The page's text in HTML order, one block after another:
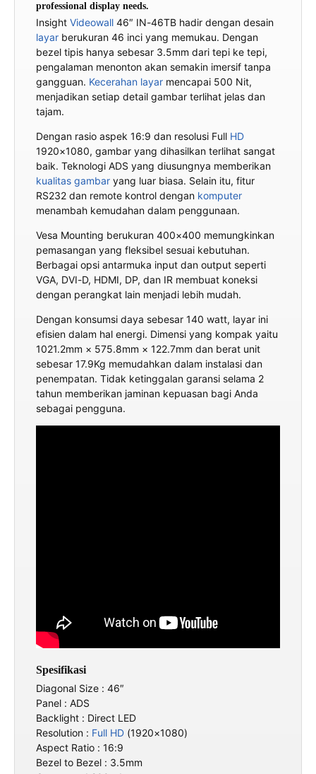
professional display needs.
Insight Videowall 46″ IN-46TB hadir dengan desain
layar berukuran 46 inci yang memukau. Dengan
bezel tipis hanya sebesar 3.5mm dari tepi ke tepi,
pengalaman menonton akan semakin imersif tanpa
gangguan. Kecerahan layar mencapai 500 Nit,
menjadikan setiap detail gambar terlihat jelas dan
tajam.
Dengan rasio aspek 16:9 dan resolusi Full HD
1920×1080, gambar yang dihasilkan terlihat sangat
baik. Teknologi ADS yang diusungnya memberikan
kualitas gambar yang luar biasa. Selain itu, fitur
RS232 dan remote kontrol dengan komputer
menambah kemudahan dalam penggunaan.
Vesa Mounting berukuran 400×400 memungkinkan
pemasangan yang fleksibel sesuai kebutuhan.
Berbagai opsi antarmuka input dan output seperti
VGA, DVI-D, HDMI, DP, dan IR membuat koneksi
dengan perangkat lain menjadi lebih mudah.
Dengan konsumsi daya sebesar 140 watt, layar ini
efisien dalam hal energi. Dimensi yang kompak yaitu
1021.2mm × 575.8mm × 122.7mm dan berat unit
sebesar 17.9Kg memudahkan dalam instalasi dan
penempatan. Tidak ketinggalan garansi selama 2
tahun memberikan jaminan kepuasan bagi Anda
sebagai pengguna.
Spesifikasi
Diagonal Size : 46″
Panel : ADS
Backlight : Direct LED
Resolution : Full HD (1920×1080)
Aspect Ratio : 16:9
Bezel to Bezel : 3.5mm